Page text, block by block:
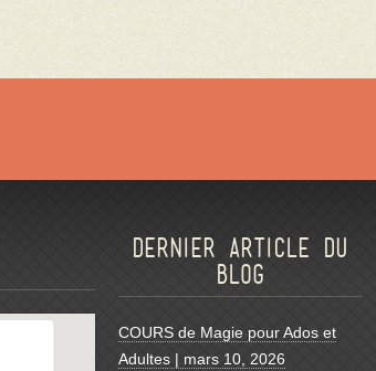
Dernier article du
blog
COURS de Magie pour Ados et
Adultes | mars 10, 2026